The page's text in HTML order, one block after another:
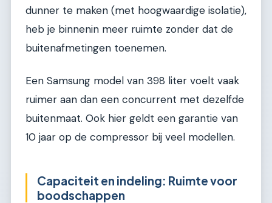
dunner te maken (met hoogwaardige isolatie),
heb je binnenin meer ruimte zonder dat de
buitenafmetingen toenemen.
Een Samsung model van 398 liter voelt vaak
ruimer aan dan een concurrent met dezelfde
buitenmaat. Ook hier geldt een garantie van
10 jaar op de compressor bij veel modellen.
Capaciteit en indeling: Ruimte voor
boodschappen